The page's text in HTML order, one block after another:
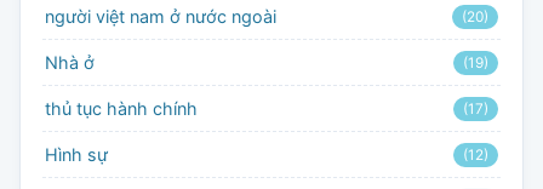
người việt nam ở nước ngoài (20)
Nhà ở (19)
thủ tục hành chính (17)
Hình sự (12)